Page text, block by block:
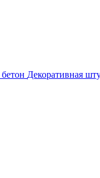
Декоративная